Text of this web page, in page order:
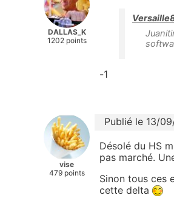
DALLAS_K
1202 points
-1
vise
479 points
Publié le 13/
Désolé du HS
pas marché.
Sinon tous ces
cette delta